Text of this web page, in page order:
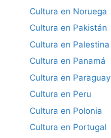
Cultura en Noruega
Cultura en Pakistán
Cultura en Palestina
Cultura en Panamá
Cultura en Paraguay
Cultura en Peru
Cultura en Polonia
Cultura en Portugal